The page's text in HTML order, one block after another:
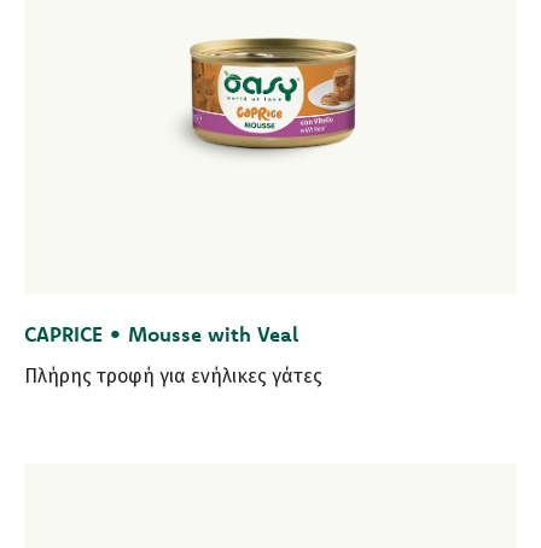
CAPRICE • Mousse with Veal
Πλήρης τροφή για ενήλικες γάτες